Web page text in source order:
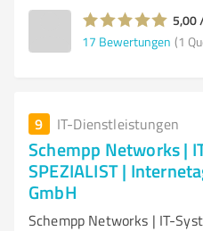
5,00
17 Bewertungen (1
9 IT-Dienstleistungen
Schempp Networks |
SPEZIALIST |
GmbH
Schempp Networks | IT-